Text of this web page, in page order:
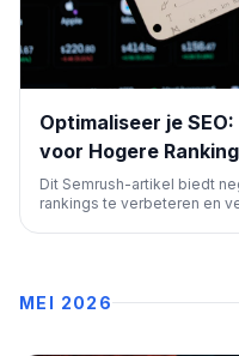
Optimaliseer je
voor Hogere
Dit Semrush-artikel biedt
rankings te verbeteren en
MEI 2026